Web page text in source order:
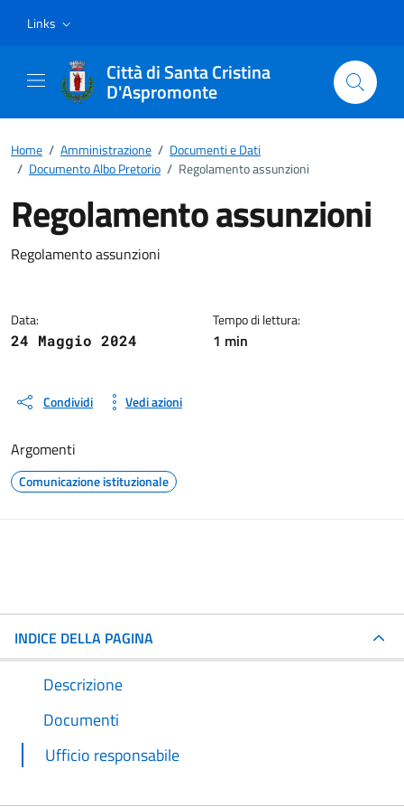
Links
Città di Santa Cristina
D'Aspromonte
Home / Amministrazione / Documenti e Dati
/ Documento Albo Pretorio / Regolamento assunzioni
Regolamento assunzioni
Dettagli del documento
Regolamento assunzioni
Data:
24 Maggio 2024
Tempo di lettura:
1 min
Condividi Vedi azioni
Argomenti
Comunicazione istituzionale
INDICE DELLA PAGINA
Descrizione
Documenti
Ufficio responsabile